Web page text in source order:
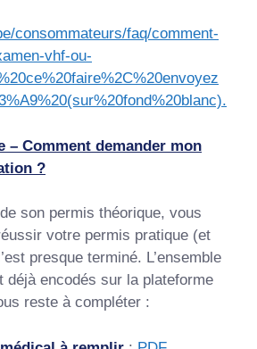
consommateurs/faq/comment-
vhf-ou-
– Comment demander mon
?
son permis théorique, vous
votre permis pratique (et
presque terminé. L’ensemble
déjà encodés sur la plateforme
reste à compléter :